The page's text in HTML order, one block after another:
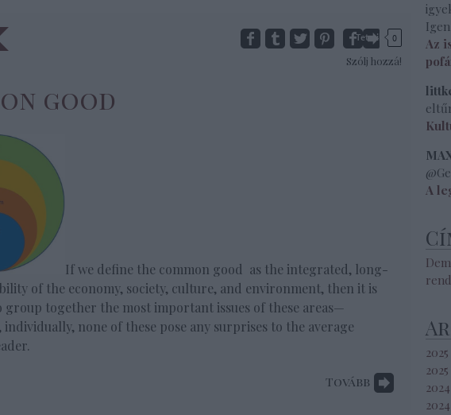
Tetszik 0
Szólj hozzá!
good
If we define the common good as the integrated, long-
of the economy, society, culture, and environment, then it is
together the most important issues of these areas—
none of these pose any surprises to the average
Tovább
Az
A